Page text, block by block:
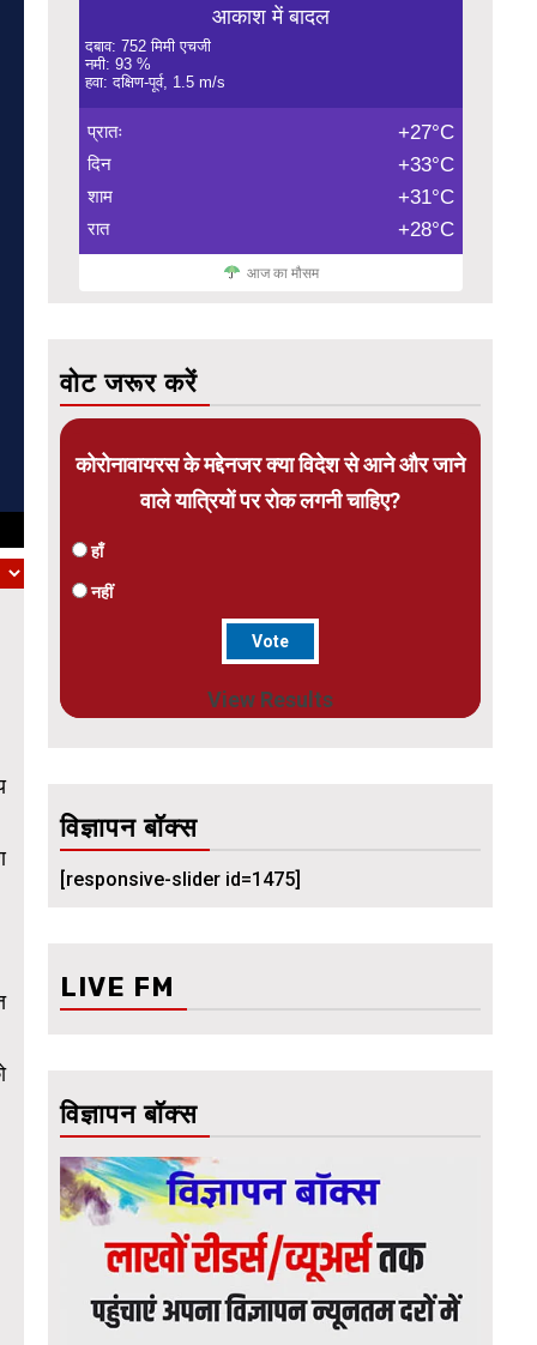
आकाश में बादल
दबाव: 752 मिमी एचजी
नमी: 93 %
हवा: दक्षिण-पूर्व, 1.5 m/s
प्रातः +27°C
दिन +33°C
शाम +31°C
रात +28°C
आज का मौसम
वोट जरूर करें
कोरोनावायरस के मद्देनजर क्या विदेश से आने और जाने
वाले यात्रियों पर रोक लगनी चाहिए?
हाँ
नहीं
View Results
विज्ञापन बॉक्स
[responsive-slider id=1475]
LIVE FM
विज्ञापन बॉक्स